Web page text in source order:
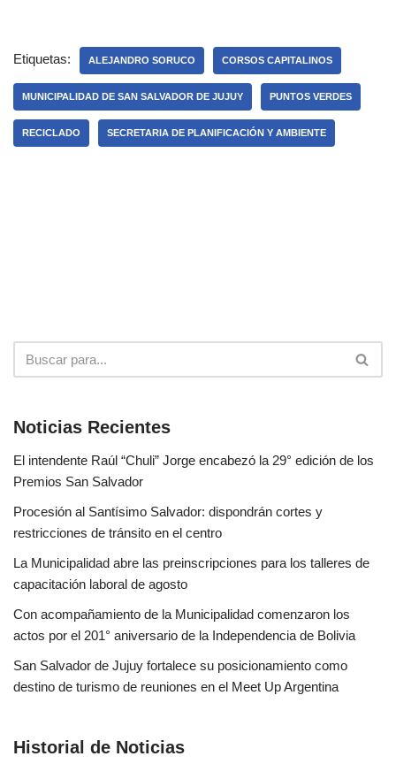
Etiquetas: ALEJANDRO SORUCO CORSOS CAPITALINOS
MUNICIPALIDAD DE SAN SALVADOR DE JUJUY PUNTOS VERDES
RECICLADO SECRETARIA DE PLANIFICACIÓN Y AMBIENTE
Noticias Recientes
El intendente Raúl “Chuli” Jorge encabezó la 29° edición de los
Premios San Salvador
Procesión al Santísimo Salvador: dispondrán cortes y
restricciones de tránsito en el centro
La Municipalidad abre las preinscripciones para los talleres de
capacitación laboral de agosto
Con acompañamiento de la Municipalidad comenzaron los
actos por el 201° aniversario de la Independencia de Bolivia
San Salvador de Jujuy fortalece su posicionamiento como
destino de turismo de reuniones en el Meet Up Argentina
Historial de Noticias